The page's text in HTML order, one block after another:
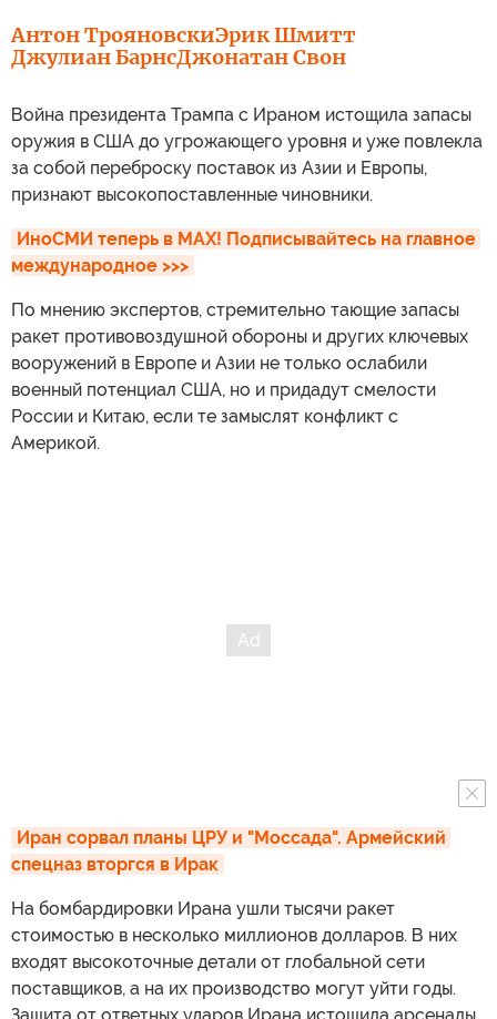
Антон ТрояновскиЭрик Шмитт
Джулиан БарнсДжонатан Свон
Война президента Трампа с Ираном истощила запасы
оружия в США до угрожающего уровня и уже повлекла
за собой переброску поставок из Азии и Европы,
признают высокопоставленные чиновники.
ИноСМИ теперь в MAX! Подписывайтесь на главное
международное >>>
По мнению экспертов, стремительно тающие запасы
ракет противовоздушной обороны и других ключевых
вооружений в Европе и Азии не только ослабили
военный потенциал США, но и придадут смелости
России и Китаю, если те замыслят конфликт с
Америкой.
Иран сорвал планы ЦРУ и "Моссада". Армейский
спецназ вторгся в Ирак
На бомбардировки Ирана ушли тысячи ракет
стоимостью в несколько миллионов долларов. В них
входят высокоточные детали от глобальной сети
поставщиков, а на их производство могут уйти годы.